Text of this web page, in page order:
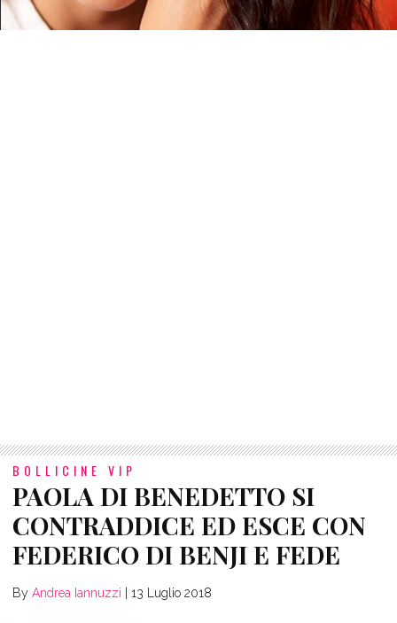
BOLLICINE VIP
PAOLA DI BENEDETTO SI
CONTRADDICE ED ESCE CON
FEDERICO DI BENJI E FEDE
By Andrea Iannuzzi 13 Luglio 2018